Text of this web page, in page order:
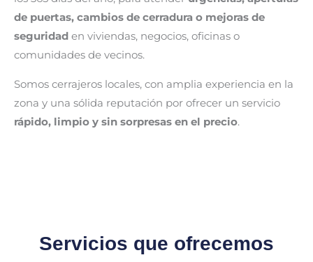
de puertas, cambios de cerradura o mejoras de
seguridad en viviendas, negocios, oficinas o
comunidades de vecinos.
Somos cerrajeros locales, con amplia experiencia en la
zona y una sólida reputación por ofrecer un servicio
rápido, limpio y sin sorpresas en el precio.
Servicios que ofrecemos